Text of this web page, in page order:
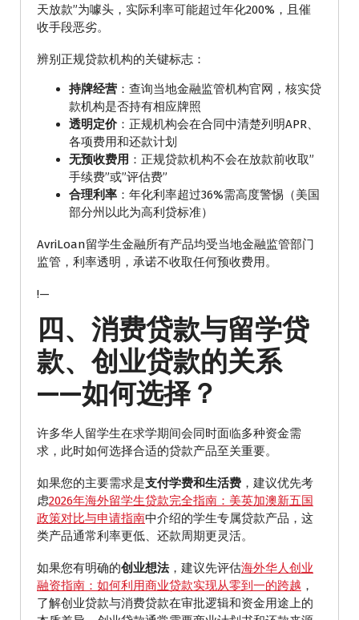
天放款”为噱头，实际利率可能超过年化200%，且催
收手段恶劣。
辨别正规贷款机构的关键标志：
持牌经营 ：查询当地金融监管机构官网，核实贷
款机构是否持有相应牌照
透明定价：正规机构会在合同中清楚列明APR、
各项费用和还款计划
无预收费用 ：正规贷款机构不会在放款前收取”
手续费”或”评估费”
合理利率 ：年化利率超过36%需高度警惕（美国
部分州以此为高利贷标准）
AvriLoan留学生金融所有产品均受当地金融监管部门
监管，利率透明，承诺不收取任何预收费用。
!—
四、消费贷款与留学贷
款、创业贷款的关系
——如何选择？
许多华人留学生在求学期间会同时面临多种资金需
求，此时如何选择合适的贷款产品至关重要。
如果您的主要需求是支付学费和生活费 ，建议优先考
虑2026年海外留学生贷款完全指南：美英加澳新五国
政策对比与申请指南中介绍的学生专属贷款产品，这
类产品通常利率更低、还款周期更灵活。
如果您有明确的创业想法，建议先评估海外华人创业
融资指南：如何利用商业贷款实现从零到一的跨越 ，
了解创业贷款与消费贷款在审批逻辑和资金用途上的